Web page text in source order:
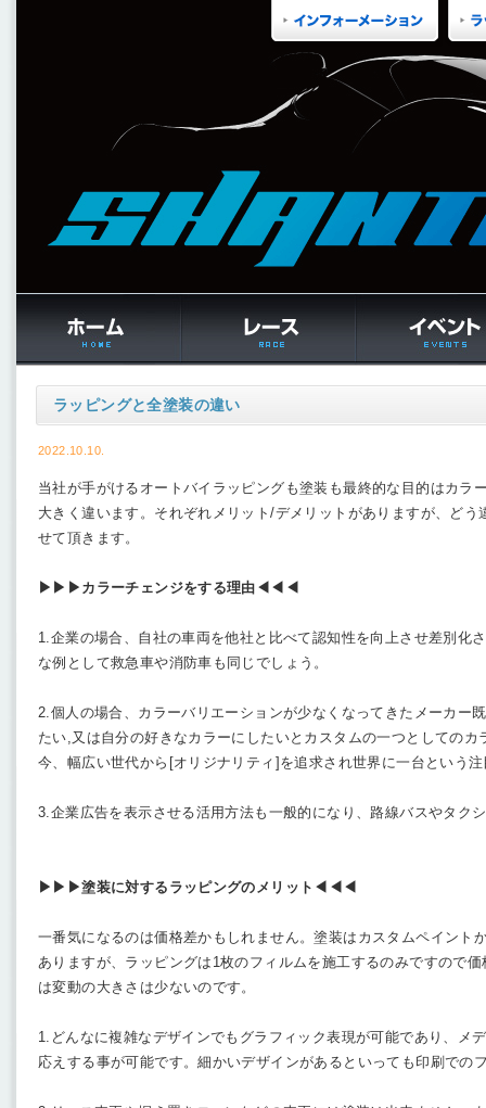
ラッピングと全塗装の違い
2022.10.10.
当社が手がけるオートバイラッピングも塗装も最終的な目的はカラ
大きく違います。それぞれメリット/デメリットがありますが、ど
せて頂きます。
▶︎▶︎▶︎カラーチェンジをする理由◀︎◀︎◀︎
1.企業の場合、自社の車両を他社と比べて認知性を向上させ差別化
な例として救急車や消防車も同じでしょう。
2.個人の場合、カラーバリエーションが少なくなってきたメーカー
たい,又は自分の好きなカラーにしたいとカスタムの一つとしての
今、幅広い世代から[オリジナリティ]を追求され世界に一台という
3.企業広告を表示させる活用方法も一般的になり、路線バスやタク
▶︎▶︎▶︎塗装に対するラッピングのメリット◀︎◀︎◀︎
一番気になるのは価格差かもしれません。塗装はカスタムペイント
ありますが、ラッピングは1枚のフィルムを施工するのみですので
は変動の大きさは少ないのです。
1.どんなに複雑なデザインでもグラフィック表現が可能であり、メ
応えする事が可能です。細かいデザインがあるといっても印刷での